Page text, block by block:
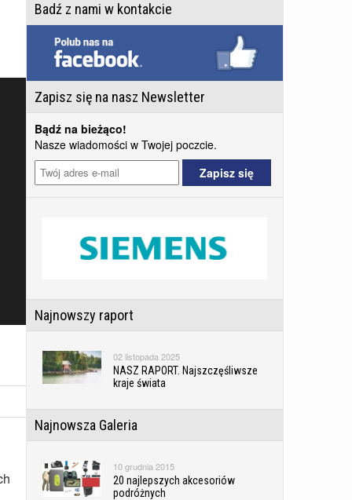
Badź z nami w kontakcie
Zapisz się na nasz Newsletter
Bądź na bieżąco!
Nasze wiadomości w Twojej poczcie.
Najnowszy raport
02 listopada 2025
NASZ RAPORT. Najszczęśliwsze
kraje świata
Najnowsza Galeria
10 grudnia 2015
20 najlepszych akcesoriów
podróżnych